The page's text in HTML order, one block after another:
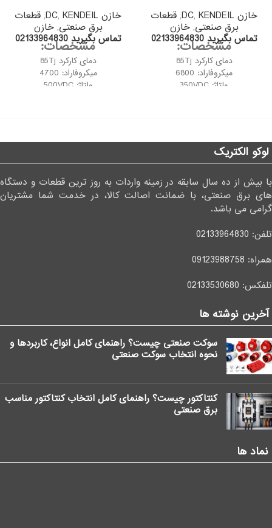
خازن DC
, KENDEIL
, قطعات
برق صنعتی,خازن
تماس بگیرید 02133964830مشخصات:
دمای کارکرد 85Tj
میکروفاراد: 6800
ولتاژ: 350VDC
خازن DC
, KENDEIL
, قطعات
برق صنعتی,خازن
تماس بگیرید 02133964830مشخصات:
دمای کارکرد 85Tj
میکروفاراد: 4700
ولتاژ: 500VDC
لوکو الکتریک
با بیش از ده سال سابقه در زمینه واردات به روز ترین قطعات و دستگاه
های برق صنعتی، با ضمانت اصالت کالا، در خدمت شما مشتریان
گرامی می باشد.
تلفن: 02133964830
همراه: 09123988758
تلفکس: 02133530680
آخرین نوشته ها
سوکت صنعتی چیست؟ راهنمای کامل انواع، کاربردها و
نحوه انتخاب سوکت صنعتی
کنتاکتور چیست؟ راهنمای کامل انتخاب کنتاکتور مناسب
برق صنعتی
نماد ها